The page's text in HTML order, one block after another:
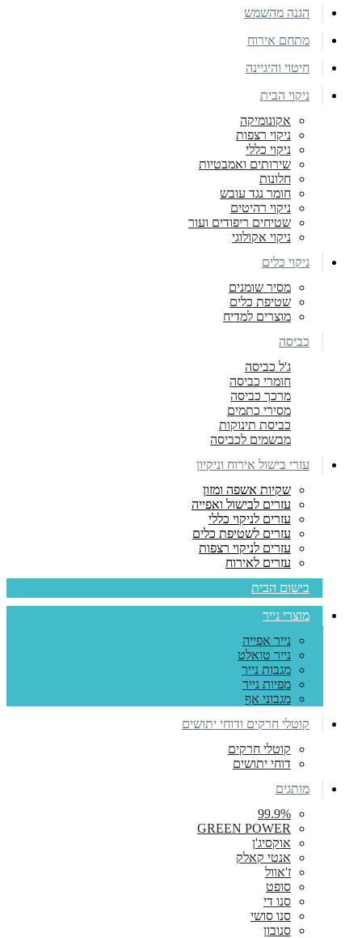
הגנה מהשמש
מתחם אירוח
חיטוי והיגיינה
ניקוי הבית
אקונומיקה
ניקוי רצפות
ניקוי כללי
שירותים ואמבטיות
חלונות
חומר נגד עובש
ניקוי רהיטים
שטיחים ריפודים ועור
ניקוי אקולוגי
ניקוי כלים
מסיר שומנים
שטיפת כלים
מוצרים למדיח
כביסה
ג'ל כביסה
חומרי כביסה
מרכך כביסה
מסירי כתמים
כביסת תינוקות
מבשמים לכביסה
עזרי בישול אירוח וניקיון
שקיות אשפה ומזון
עזרים לבישול ואפייה
עזרים לניקוי כללי
עזרים לשטיפת כלים
עזרים לניקוי רצפות
עזרים לאירוח
בישום הבית
מוצרי נייר
נייר אפייה
נייר טואלט
מגבות נייר
מפיות נייר
מגבוני אף
קוטלי חרקים ודוחי יתושים
קוטלי חרקים
דוחי יתושים
מותגים
99.9%
GREEN POWER
אוקסיג'ן
אנטי קאלק
ז'אוול
סופט
סנו די
סנו סושי
סנובון